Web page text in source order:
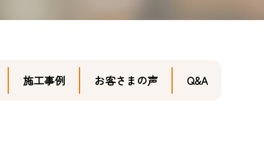
施工事例 お客さまの声 Q&A